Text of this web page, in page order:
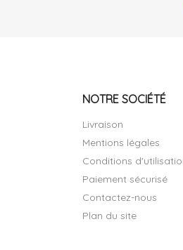
NOTRE SOCIÉTÉ
Livraison
Mentions légales
Conditions
Paiement sécurisé
Contactez-nous
Plan du site